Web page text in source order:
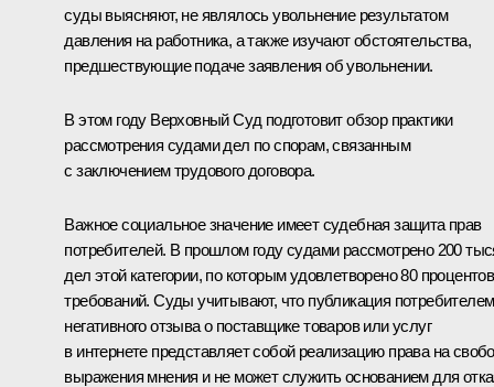
суды выясняют, не являлось увольнение результатом
давления на работника, а также изучают обстоятельства,
предшествующие подаче заявления об увольнении.
В этом году Верховный Суд подготовит обзор практики
рассмотрения судами дел по спорам, связанным
с заключением трудового договора.
Важное социальное значение имеет судебная защита прав
потребителей. В прошлом году судами рассмотрено 200
дел этой категории, по которым удовлетворено 80 процентов
требований. Суды учитывают, что публикация потребителем
негативного отзыва о поставщике товаров или услуг
в интернете представляет собой реализацию права на
выражения мнения и не может служить основанием для